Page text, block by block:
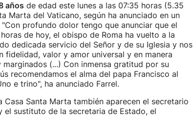
años de edad este lunes a las 07:35 horas (5.35
Marta del Vaticano, según ha anunciado en un
"Con profundo dolor tengo que anunciar que el
de hoy, el obispo de Roma ha vuelto a la
dedicada servicio del Señor y de su Iglesia y nos
fidelidad, valor y amor universal y en manera
(...) Con inmensa gratitud por su
recomendamos el alma del papa Francisco al
e trino", ha anunciado Farrel.
Santa Marta también aparecen el secretario
el sustituto de la secretaria de Estado, el